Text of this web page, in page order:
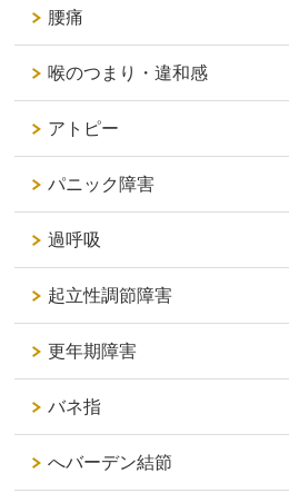
腰痛
喉のつまり・違和感
アトピー
パニック障害
過呼吸
起立性調節障害
更年期障害
バネ指
へバーデン結節